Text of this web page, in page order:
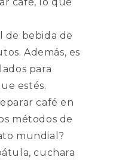
de bebida de
Además, es
para
estés.
café en
métodos de
mundial?
cuchara